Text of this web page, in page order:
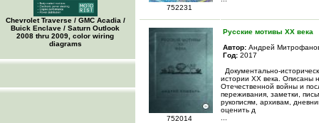
Chevrolet Traverse / GMC Acadia /
Buick Enclave / Saturn Outlook
2008 thru 2009, color wiring
diagrams
752231
752014
Русские мотивы ХХ века
Автор: Андрей
Год: 2017
Документально-
истории ХХ века. Описаны
Отечественной войны и
переживания, заметки,
рукописям, архивам,
оценить д